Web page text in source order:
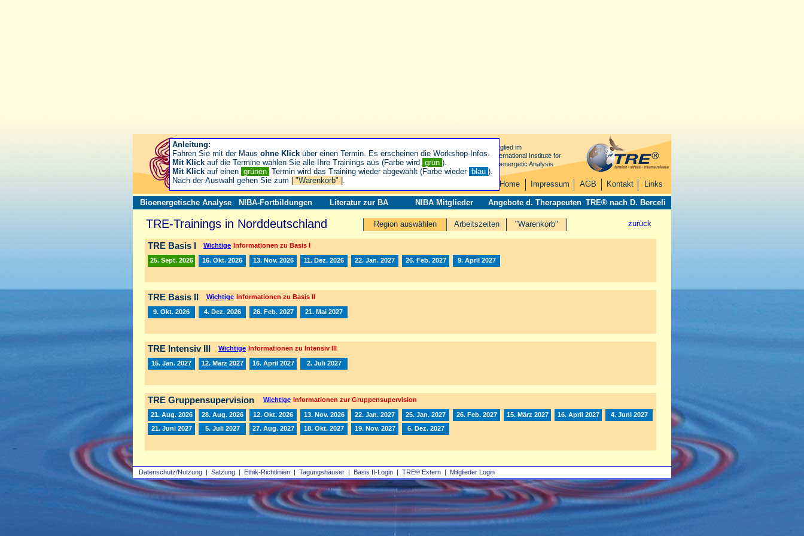
Datenschutz/Nutzung | Satzung | Ethik-Richtlinien | Tagungshäuser | Basis II‑Login | TRE® Extern | Mitglieder Login
Mitglied im
International Institute for
Bioenergetic Analysis
Home Impressum AGB Kontakt Links
Bioenergetische Analyse NIBA-Fortbildungen Literatur zur BA NIBA Mitglieder Angebote d. Therapeuten TRE® nach D. Berceli
zurück
Arbeitszeiten "Warenkorb"
TRE-Trainings in Norddeutschland Region auswählen
TRE Basis I Wichtige Informationen zu Basis I
25. Sept. 2026 16. Okt. 2026 13. Nov. 2026 11. Dez. 2026 22. Jan. 2027 26. Feb. 2027 9. April 2027
TRE Basis II Wichtige Informationen zu Basis II
9. Okt. 2026 4. Dez. 2026 26. Feb. 2027 21. Mai 2027
TRE Intensiv III Wichtige Informationen zu Intensiv III
15. Jan. 2027 12. März 2027 16. April 2027 2. Juli 2027
TRE Gruppensupervision Wichtige Informationen zur Gruppensupervision
21. Aug. 2026 28. Aug. 2026 12. Okt. 2026 13. Nov. 2026 22. Jan. 2027 25. Jan. 2027 26. Feb. 2027 15. März 2027 16. April 2027
4. Juni 2027
21. Juni 2027
5. Juli 2027 27. Aug. 2027 18. Okt. 2027 19. Nov. 2027 6. Dez. 2027
Anleitung:
Fahren Sie mit der Maus ohne Klick über einen Termin. Es erscheinen die Workshop-Infos.
Mit Klick auf die Termine wählen Sie alle Ihre Trainings aus (Farbe wird grün ).
Mit Klick auf einen grünen Termin wird das Training wieder abgewählt (Farbe wieder blau ).
Nach der Auswahl gehen Sie zum
| "Warenkorb" | .